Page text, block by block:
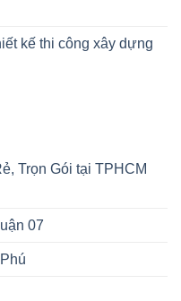
kế thi công xây dựng
Trọn Gói tại TPHCM
07